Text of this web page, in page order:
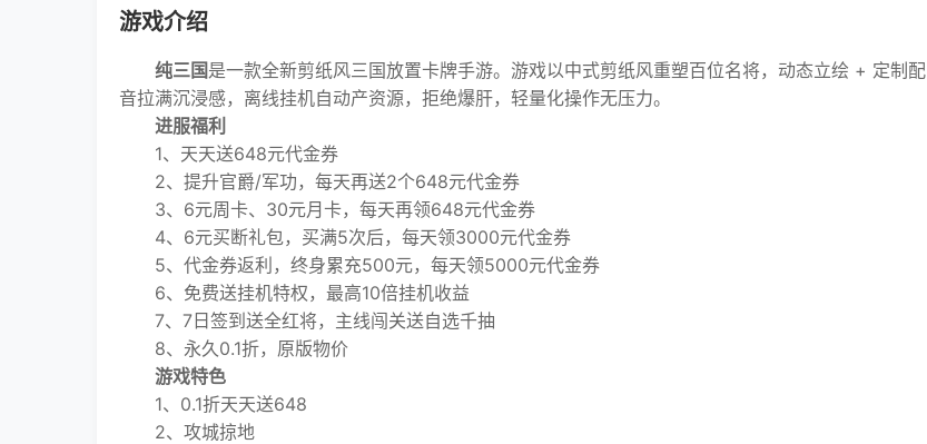
游戏介绍
纯三国是一款全新剪纸风三国放置卡牌手游。游戏以中式剪纸风重塑百位名将，动态立绘 + 定制配
音拉满沉浸感，离线挂机自动产资源，拒绝爆肝，轻量化操作无压力。
进服福利
1、天天送648元代金券
2、提升官爵/军功，每天再送2个648元代金券
3、6元周卡、30元月卡，每天再领648元代金券
4、6元买断礼包，买满5次后，每天领3000元代金券
5、代金券返利，终身累充500元，每天领5000元代金券
6、免费送挂机特权，最高10倍挂机收益
7、7日签到送全红将，主线闯关送自选千抽
8、永久0.1折，原版物价
游戏特色
1、0.1折天天送648
2、攻城掠地